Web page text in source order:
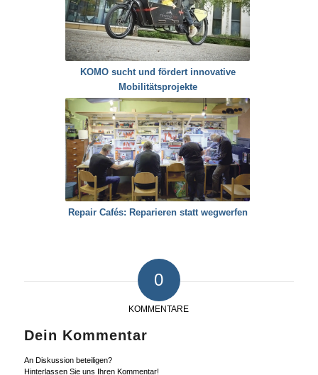
KOMO sucht und fördert innovative
Mobilitätsprojekte
Repair Cafés: Reparieren statt wegwerfen
0
KOMMENTARE
Dein Kommentar
An Diskussion beteiligen?
Hinterlassen Sie uns Ihren Kommentar!